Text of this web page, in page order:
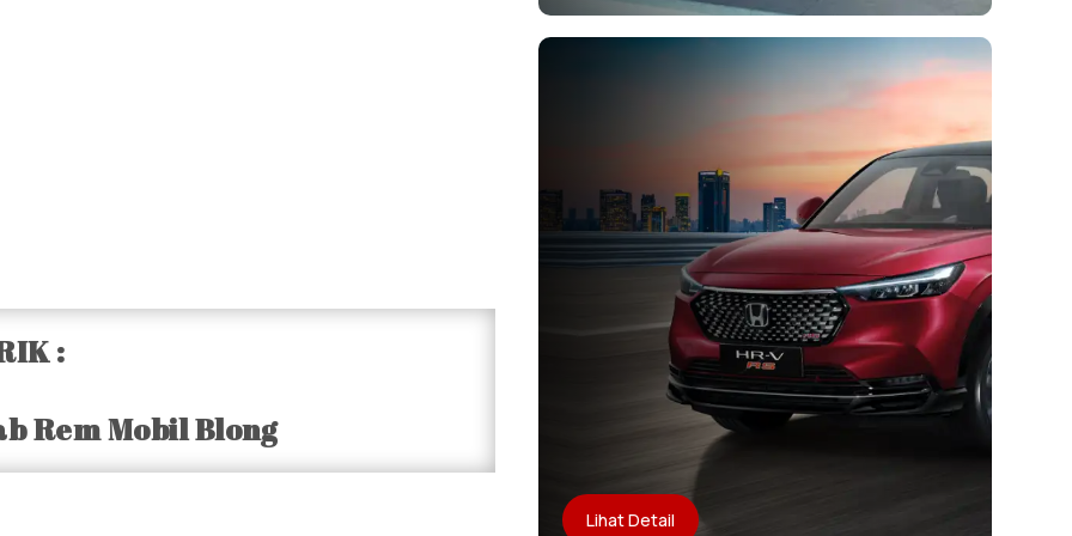
:
Rem Mobil Blong
Lihat Detail